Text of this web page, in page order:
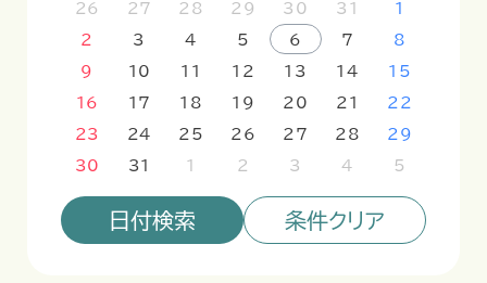
26 27 28 29 30 31 1
2 3 4 5 6 7 8
9 10 11 12 13 14 15
16 17 18 19 20 21 22
23 24 25 26 27 28 29
30 31 1 2 3 4 5
日付検索 条件クリア